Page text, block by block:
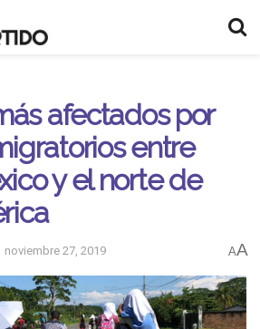
afectados por
entre
y el norte de
noviembre 27, 2019 AA